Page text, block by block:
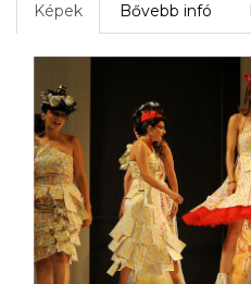
Képek Bővebb infó